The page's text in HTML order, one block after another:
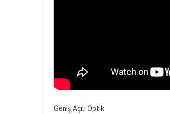
Geniş Açılı Optik